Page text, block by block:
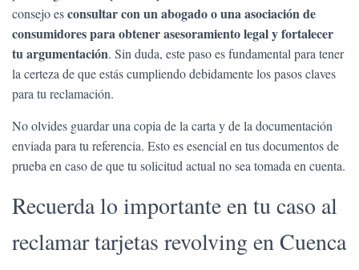
consejo esconsultar con un abogado o una asociación de
consumidores para obtener asesoramiento legal y fortalecer
tu argumentación. Sin duda, este paso es fundamental para tener
la certeza de que estás cumpliendo debidamente los pasos claves
para tu reclamación.
No olvides guardar una copia de la carta y de la documentación
enviada para tu referencia. Esto es esencial en tus documentos de
prueba en caso de que tu solicitud actual no sea tomada en cuenta.
Recuerda lo importante en tu caso al
reclamar tarjetas revolving en Cuenca